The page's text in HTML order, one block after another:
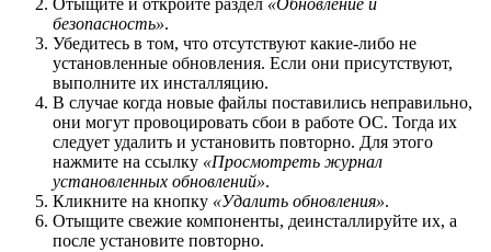
Отыщите и откройте раздел «Обновление и
безопасность».
Убедитесь в том, что отсутствуют какие-либо не
установленные обновления. Если они присутствуют,
выполните их инсталляцию.
В случае когда новые файлы поставились неправильно,
они могут провоцировать сбои в работе ОС. Тогда их
следует удалить и установить повторно. Для этого
нажмите на ссылку «Просмотреть журнал
установленных обновлений».
Кликните на кнопку «Удалить обновления».
Отыщите свежие компоненты, деинсталлируйте их, а
после установите повторно.